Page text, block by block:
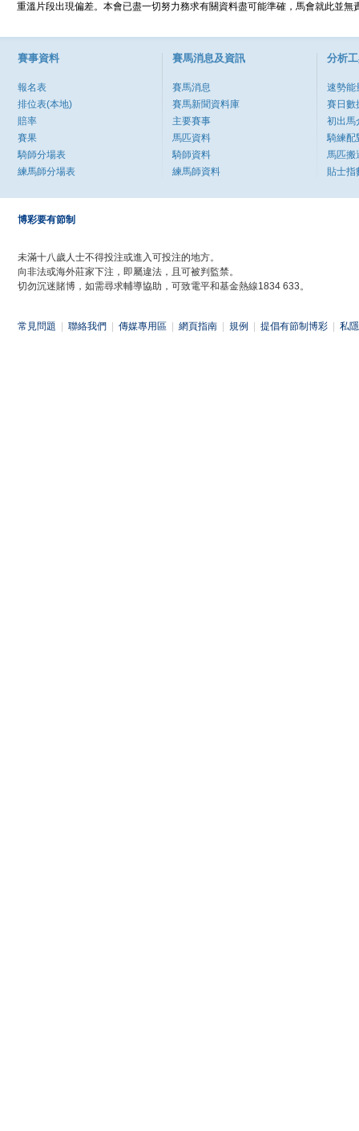
重溫片段出現偏差。本會已盡一切努力務求有關資料盡可能準確，馬會就此並
賽事資料
報名表
排位表(本地)
賠率
賽果
騎師分場表
練馬師分場表
賽馬消息及資訊
賽馬消息
賽馬新聞資料庫
主要賽事
馬匹資料
騎師資料
練馬師資料
分析
速勢能
賽日數
初出馬
騎練配
馬匹搬
貼士指
博彩要有節制
未滿十八歲人士不得投注或進入可投注的地方。
向非法或海外莊家下注，即屬違法，且可被判監禁。
切勿沉迷賭博，如需尋求輔導協助，可致電平和基金熱線1834 633。
常見問題 聯絡我們 傳媒專用區 網頁指南 規例 提倡有節制博彩 私